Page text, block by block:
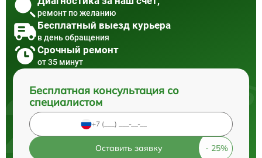
ремонт по желанию
Бесплатный выезд курьера
в день обращения
Срочный ремонт
от 35 минут
Бесплатная консультация со
специалистом
Оставить заявку